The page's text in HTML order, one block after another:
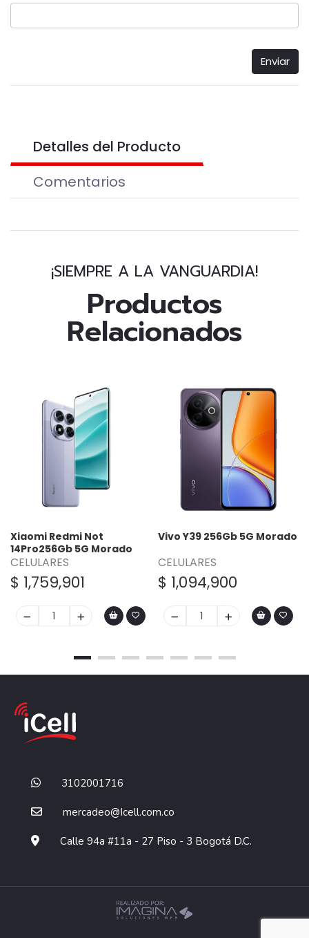
Enviar
Detalles del Producto
Comentarios
Productos
Relacionados
¡SIEMPRE A LA VANGUARDIA!
Xiaomi Redmi Not
14Pro256Gb 5G Morado
CELULARES
$ 1,759,901
Vivo Y39 256Gb 5G Morado
CELULARES
$ 1,094,900
3102001716
Calle 94a #11a - 27 Piso - 3 Bogotá D.C.
mercadeo@Icell.com.co